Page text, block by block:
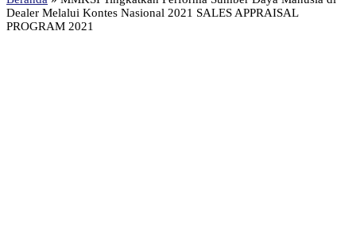
Dealer Melalui Kontes Nasional 2021 SALES APPRAISAL
PROGRAM 2021